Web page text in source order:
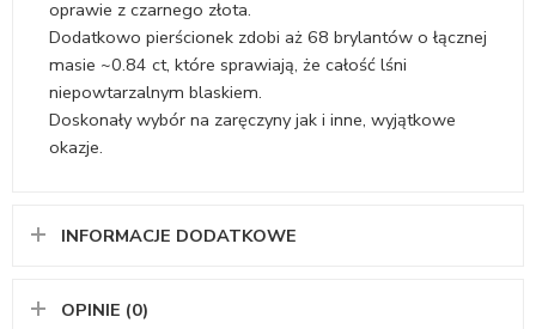
oprawie z czarnego złota.
Dodatkowo pierścionek zdobi aż 68 brylantów o łącznej
masie ~0.84 ct, które sprawiają, że całość lśni
niepowtarzalnym blaskiem.
Doskonały wybór na zaręczyny jak i inne, wyjątkowe
okazje.
INFORMACJE DODATKOWE
OPINIE (0)